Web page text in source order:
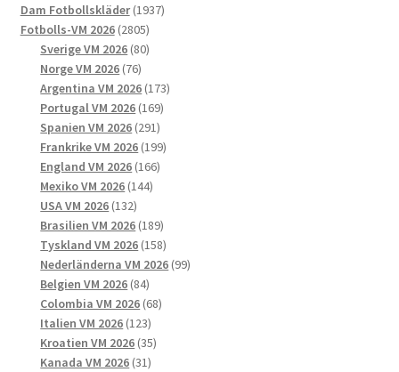
produkter
Dam Fotbollskläder 19371937
Fotbolls-VM 2026 28052805
produkter
Sverige VM 2026 8080
Norge VM 2026 7676
produkter
Argentina VM 2026 173173
Portugal VM 2026 169169
Spanien VM 2026 291291
produkter
Frankrike VM 2026 199199
England VM 2026 166166
Mexiko VM 2026 144144
USA VM 2026 132132
produkter
Brasilien VM 2026 189189
produkter
Tyskland VM 2026 158158
produkter
Nederländerna VM 2026 9999
Belgien VM 2026 8484
produkter
Colombia VM 2026 6868
Italien VM 2026 123123
produkter
Kroatien VM 2026 3535
Kanada VM 2026 3131